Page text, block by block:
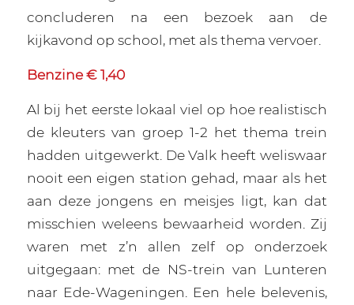
concluderen na een bezoek aan de
kijkavond op school, met als thema vervoer.
Benzine € 1,40
Al bij het eerste lokaal viel op hoe realistisch
de kleuters van groep 1-2 het thema trein
hadden uitgewerkt. De Valk heeft weliswaar
nooit een eigen station gehad, maar als het
aan deze jongens en meisjes ligt, kan dat
misschien weleens bewaarheid worden. Zij
waren met z’n allen zelf op onderzoek
uitgegaan: met de NS-trein van Lunteren
naar Ede-Wageningen. Een hele belevenis,